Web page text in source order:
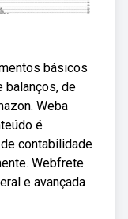
básicos
balanços, de
Weba
é
contabilidade
Webfrete
e avançada